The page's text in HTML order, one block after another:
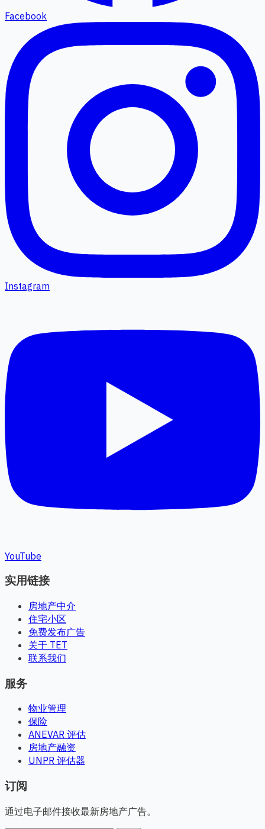
Facebook
Instagram
YouTube
实用链接
房地产中介
住宅小区
免费发布广告
关于 TET
联系我们
服务
物业管理
保险
ANEVAR 评估
房地产融资
UNPR 评估器
订阅
通过电子邮件接收最新房地产广告。